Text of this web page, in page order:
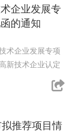
企业发展专
的通知
术企业发展专项
新技术企业认定
推荐项目情